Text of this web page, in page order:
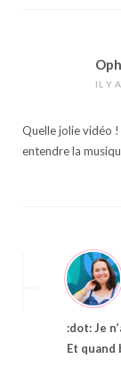
IL Y
Quelle jolie vidéo !
entendre la
:dot: Je
Et quand